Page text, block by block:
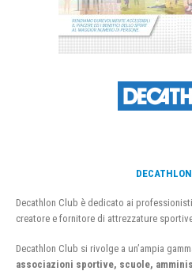
Decathlon Club è dedicato ai
creatore e fornitore di attrezzature
Decathlon Club si rivolge a un’ampia
associazioni sportive, scuole,